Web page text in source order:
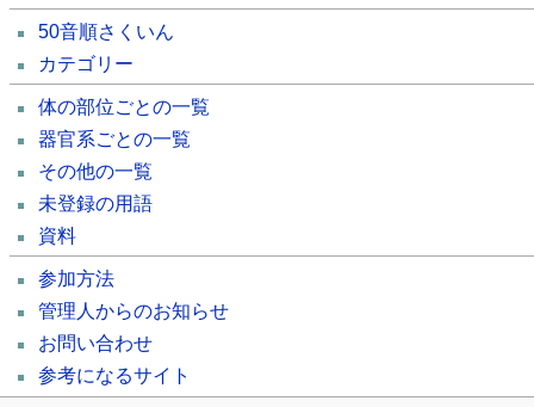
50音順さくいん
カテゴリー
体の部位ごとの一覧
器官系ごとの一覧
その他の一覧
未登録の用語
資料
参加方法
管理人からのお知らせ
お問い合わせ
参考になるサイト